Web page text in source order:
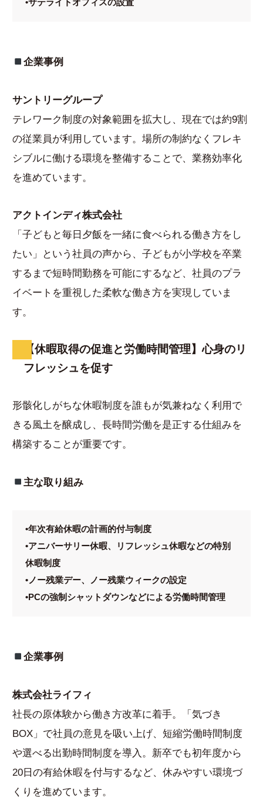
•サテライトオフィスの設置
企業事例
サントリーグループ
テレワーク制度の対象範囲を拡大し、現在では約9割
の従業員が利用しています。場所の制約なくフレキ
シブルに働ける環境を整備することで、業務効率化
を進めています。
アクトインディ株式会社
「子どもと毎日夕飯を一緒に食べられる働き方をし
たい」という社員の声から、子どもが小学校を卒業
するまで短時間勤務を可能にするなど、社員のプラ
イベートを重視した柔軟な働き方を実現していま
す。
【休暇取得の促進と労働時間管理】心身のリ
フレッシュを促す
形骸化しがちな休暇制度を誰もが気兼ねなく利用で
きる風土を醸成し、長時間労働を是正する仕組みを
構築することが重要です。
主な取り組み
•年次有給休暇の計画的付与制度
•アニバーサリー休暇、リフレッシュ休暇などの特別
休暇制度
•ノー残業デー、ノー残業ウィークの設定
•PCの強制シャットダウンなどによる労働時間管理
企業事例
株式会社ライフィ
社長の原体験から働き方改革に着手。「気づき
BOX」で社員の意見を吸い上げ、短縮労働時間制度
や選べる出勤時間制度を導入。新卒でも初年度から
20日の有給休暇を付与するなど、休みやすい環境づ
くりを進めています。